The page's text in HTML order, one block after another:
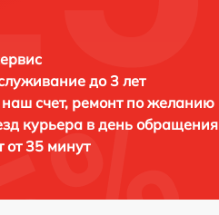
до 3 лет
счет, ремонт по желанию
курьера в день обращения
от 35 минут